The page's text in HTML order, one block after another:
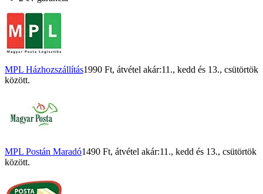
MPL Házhozszállítás1990 Ft, átvétel akár:11., kedd és 13., csütörtök
között.
MPL Postán Maradó1490 Ft, átvétel akár:11., kedd és 13., csütörtök
között.